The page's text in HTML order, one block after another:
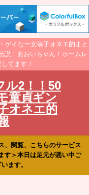
ゲイなー女装子オネエ的まと
説！あおいちゃん！ホームレ
てます！
ル2！！50
童貞ギン
オネエ的
、閲覧、こちらのサービス
す＞本日は足元が悪い中ご
ます。